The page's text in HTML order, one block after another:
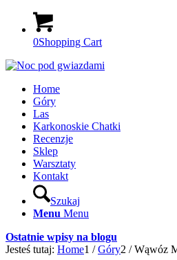
0Shopping Cart
Home
Góry
Las
Karkonoskie Chatki
Recenzje
Sklep
Warsztaty
Kontakt
Szukaj
Menu Menu
Ostatnie wpisy na blogu
Jesteś tutaj: Home1 / Góry2 / Wąwóz